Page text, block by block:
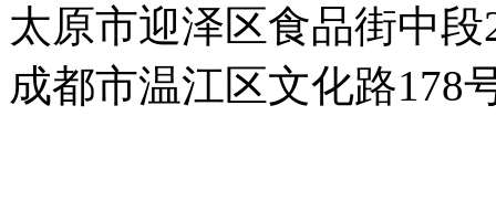
太原市迎泽区食品街中段
成都市温江区文化路178